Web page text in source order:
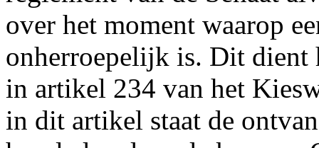
over het moment waarop
onherroepelijk is. Dit dient
in artikel 234 van het
in dit artikel staat de